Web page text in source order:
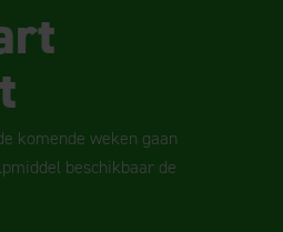
komende weken gaan
beschikbaar de